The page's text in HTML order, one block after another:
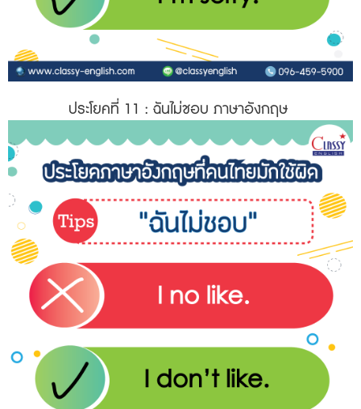
ประโยคที่ 11 : ฉันไม่ชอบ ภาษาอังกฤษ